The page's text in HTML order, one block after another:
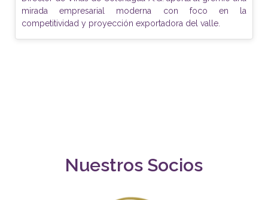
mirada empresarial moderna con foco en la
competitividad y proyección exportadora del valle.
Nuestros Socios